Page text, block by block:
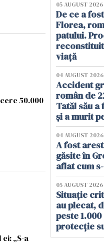
50.000
„S-a
05 AUGUST 2026
De ce a
Florea,
patului.
viață
04 AUGUST 2026
Accident
român de
Tatăl său
și a murit
04 AUGUST 2026
A fost
găsite în
aflat cum
05 AUGUST 2026
Situație
au plecat,
peste
protecție